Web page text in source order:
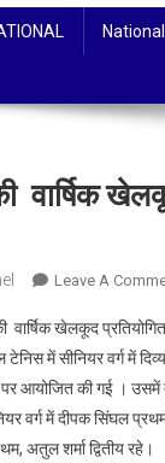
National
Leave A
खेलकूद
में सीनियर वर्ग में
आयोजित की गई । उसमें
वर्ग में दीपक सिंघल
अतुल शर्मा द्वितीय रहे।